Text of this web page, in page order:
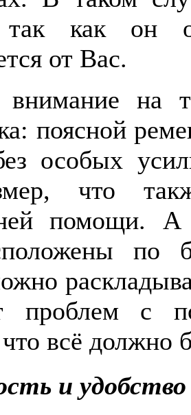
так как он
от Вас.
внимание на
поясной
особых
что
помощи.
по
проблем с
всё должно
и